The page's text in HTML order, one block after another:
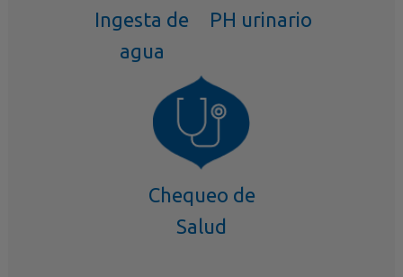
Ingesta de
agua
PH urinario
Chequeo de
Salud